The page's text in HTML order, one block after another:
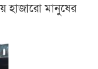
হাজারো মানুষের